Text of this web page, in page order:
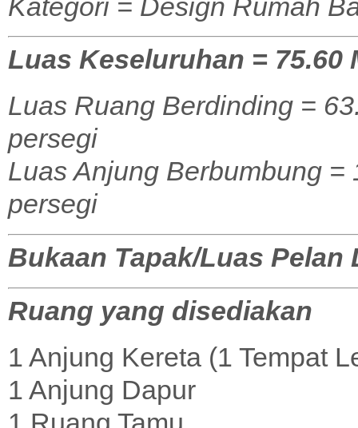
Luas Keseluruhan = 75.60
Luas Ruang Berdinding =
persegi
Luas Anjung Berbumbung
persegi
Bukaan Tapak/Luas Pelan
Ruang yang disediakan
1 Anjung Kereta (1 Tempat
1 Anjung Dapur